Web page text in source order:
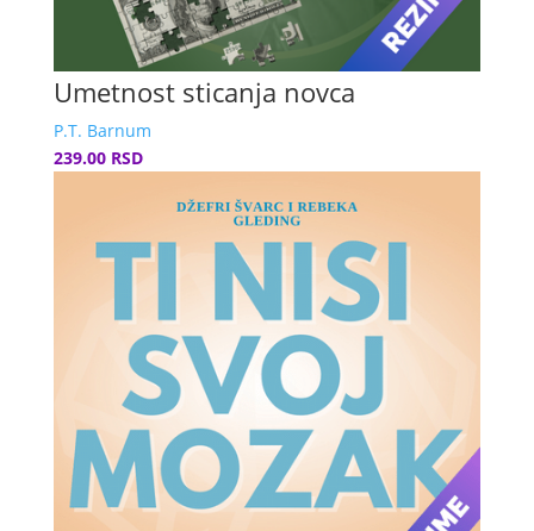
Umetnost sticanja novca
P.T. Barnum
239.00 RSD